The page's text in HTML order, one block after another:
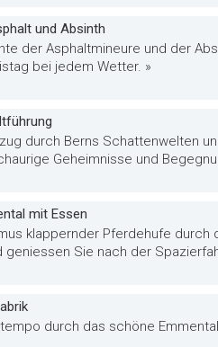
und Absinth
der Asphaltmineure und der
bei jedem Wetter. »
durch Berns Schattenwelten
Geheimnisse und
mit Essen
klappernder Pferdehufe durch
geniessen Sie nach der
durch das schöne